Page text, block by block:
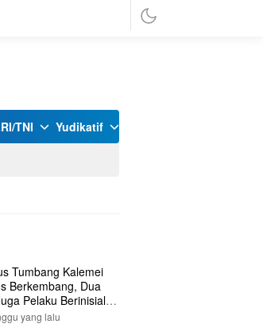
TNI Yudikatif
Tumbang Kalemei
Berkembang, Dua
Pelaku Berinisial Y
Ditangkap, Total Lima
yang lalu